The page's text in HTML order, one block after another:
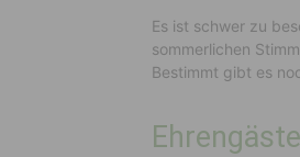
Es ist schwer zu
sommerlichen
Bestimmt gibt es